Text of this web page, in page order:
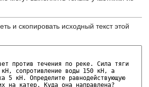
и скопировать исходный текст этой